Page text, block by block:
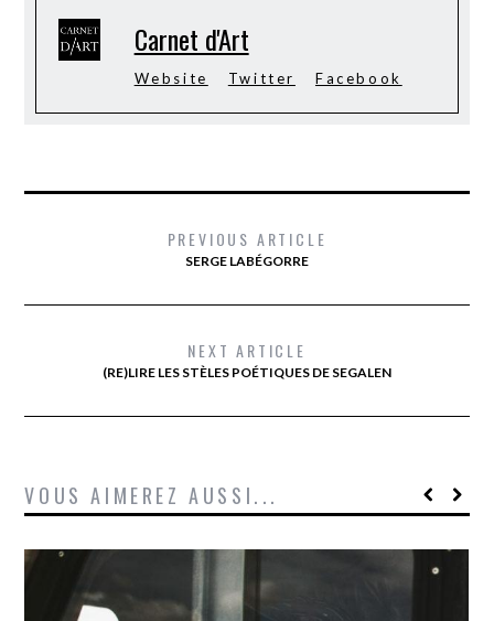
Carnet d'Art
Website Twitter Facebook
PREVIOUS ARTICLE
SERGE LABÉGORRE
NEXT ARTICLE
(RE)LIRE LES STÈLES POÉTIQUES DE SEGALEN
VOUS AIMEREZ AUSSI...